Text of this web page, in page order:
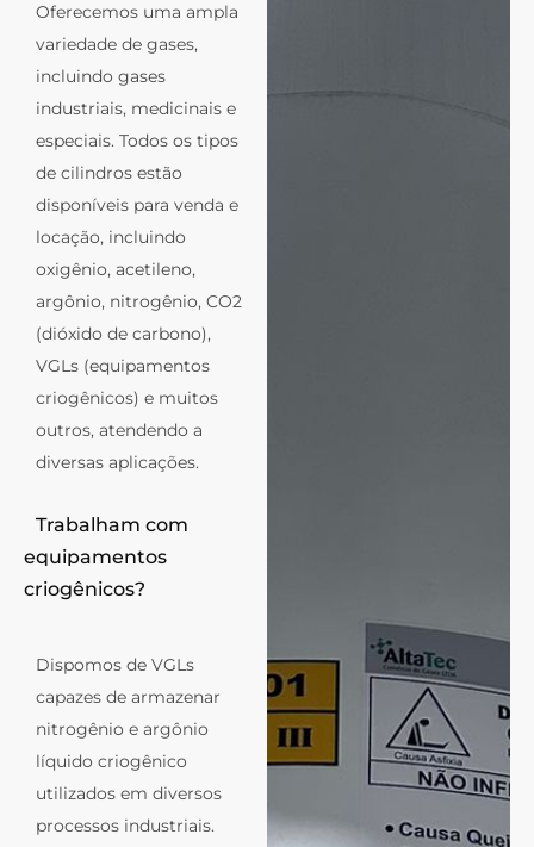
Oferecemos uma ampla
variedade de gases,
incluindo gases
industriais, medicinais e
especiais. Todos os tipos
de cilindros estão
disponíveis para venda e
locação, incluindo
oxigênio, acetileno,
argônio, nitrogênio, CO2
(dióxido de carbono),
VGLs (equipamentos
criogênicos) e muitos
outros, atendendo a
diversas aplicações.
Trabalham com
equipamentos
criogênicos?
Dispomos de VGLs
capazes de armazenar
nitrogênio e argônio
líquido criogênico
utilizados em diversos
processos industriais.